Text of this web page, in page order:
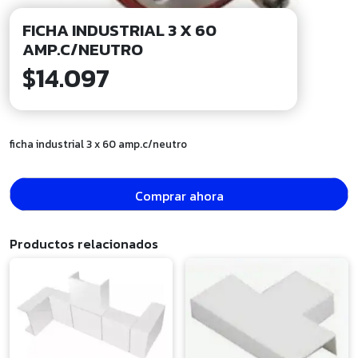
FICHA INDUSTRIAL 3 X 60
AMP.C/NEUTRO
$14.097
ficha industrial 3 x 60 amp.c/neutro
Comprar ahora
Productos relacionados